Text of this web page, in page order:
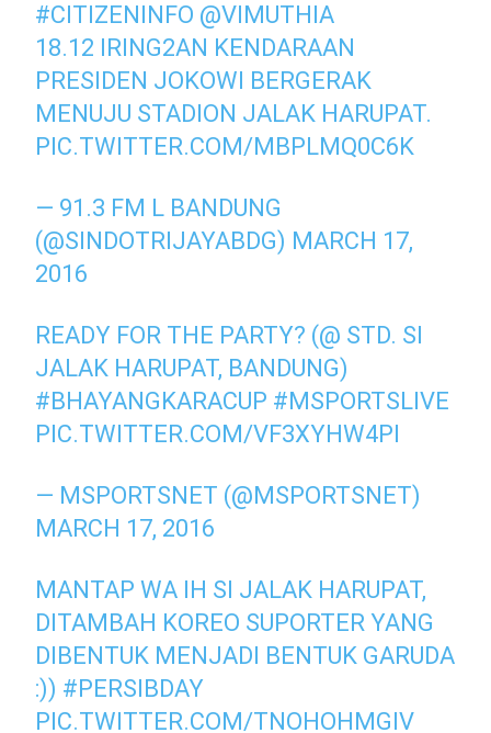
#CITIZENINFO @VIMUTHIA
18.12 IRING2AN KENDARAAN
PRESIDEN JOKOWI BERGERAK
MENUJU STADION JALAK HARUPAT.
PIC.TWITTER.COM/MBPLMQ0C6K
— 91.3 FM L BANDUNG
(@SINDOTRIJAYABDG) MARCH 17,
2016
READY FOR THE PARTY? (@ STD. SI
JALAK HARUPAT, BANDUNG)
#BHAYANGKARACUP #MSPORTSLIVE
PIC.TWITTER.COM/VF3XYHW4PI
— MSPORTSNET (@MSPORTSNET)
MARCH 17, 2016
MANTAP WA IH SI JALAK HARUPAT,
DITAMBAH KOREO SUPORTER YANG
DIBENTUK MENJADI BENTUK GARUDA
:)) #PERSIBDAY
PIC.TWITTER.COM/TNOHOHMGIV